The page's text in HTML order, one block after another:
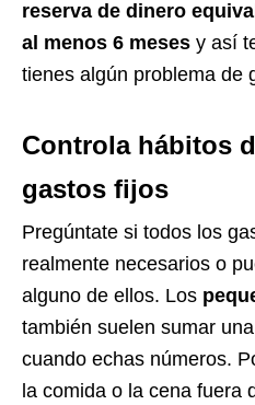
reserva de dinero
al menos 6 meses y así
tienes algún problema de
Controla hábitos
gastos fijos
Pregúntate si todos los
realmente necesarios o
alguno de ellos. Los
también suelen sumar
cuando echas números.
la comida o la cena fuera